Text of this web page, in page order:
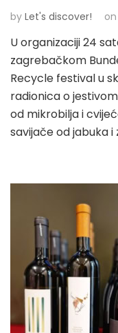
by Let's discover! on
U organizaciji 24
zagrebačkom
Recycle festival u
radionica o
od mikrobilja i
savijače od jabuka